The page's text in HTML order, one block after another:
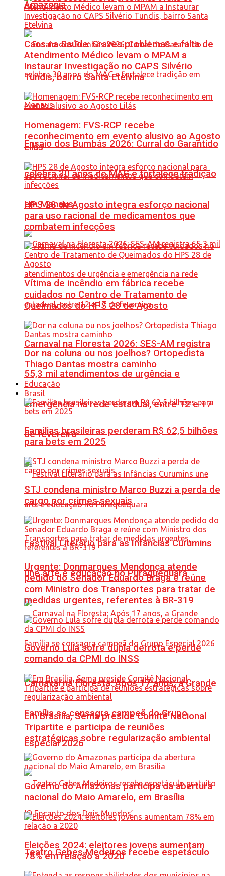
Amazônia
Ensaio dos Bumbás 2026: Curral do Garantido
celebra 30 anos do MAG e fortalece tradição
em Manaus
Carnaval na Floresta 2026: SES-AM registra
55,3 mil atendimentos de urgência e
emergência na rede estadual, entre 12 e 17
de fevereiro
Festival Literário para as Infâncias Curumins
une arte e educação no Puraquequara
Carnaval na Floresta: Após 17 anos, a Grande
Família se consagra campeã do Grupo
Especial 2026
Teatro Gebes Medeiros recebe espetáculo
Caos na Saúde: Graves problemas e falta de
Atendimento Médico levam o MPAM a
Instaurar Investigação no CAPS Silvério
Tundis, bairro Santa Etelvina
Homenagem: FVS-RCP recebe
reconhecimento em evento alusivo ao Agosto
Lilás
HPS 28 de Agosto integra esforço nacional
para uso racional de medicamentos que
combatem infecções
Vítima de incêndio em fábrica recebe
cuidados no Centro de Tratamento de
Queimados do HPS 28 de Agosto
Dor na coluna ou nos joelhos? Ortopedista
Thiago Dantas mostra caminho
Educação
Brasil
Famílias brasileiras perderam R$ 62,5 bilhões
para bets em 2025
STJ condena ministro Marco Buzzi a perda de
cargo por crimes sexuais
Urgente: Donmarques Mendonça atende
pedido do Senador Eduardo Braga e reúne
com Ministro dos Transportes para tratar de
medidas urgentes, referentes à BR-319
Governo Lula sofre dupla derrota e perde
comando da CPMI do INSS
Em Brasília, Sema preside Comitê Nacional
Tripartite e participa de reuniões
estratégicas sobre regularização ambiental
Governo do Amazonas participa da abertura
nacional do Maio Amarelo, em Brasília
Eleições 2024: eleitores jovens aumentam
78% em relação a 2020